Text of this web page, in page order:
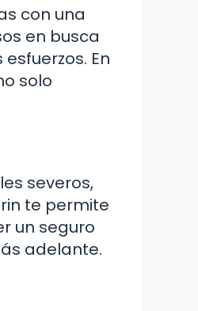
con una
en busca
En
solo
severos,
te permite
un seguro
adelante.